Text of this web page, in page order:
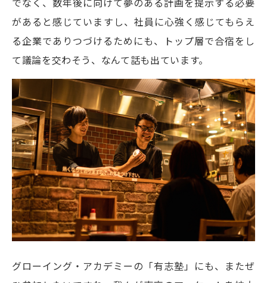
があると感じていますし、社員に心強く感じてもらえ
る企業でありつづけるためにも、トップ層で合宿をし
て議論を交わそう、なんて話も出ています。
グローイング・アカデミーの「有志塾」にも、またぜ